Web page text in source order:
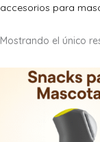
accesorios para
Mostrando el único